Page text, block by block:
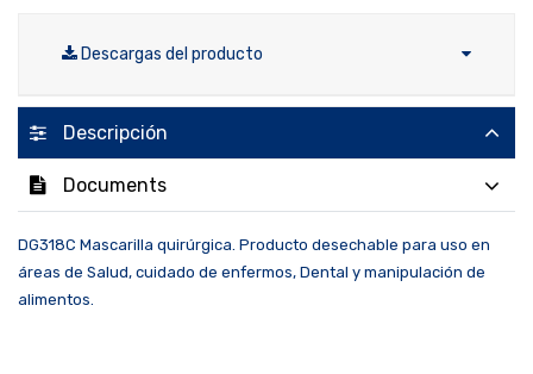
Descargas del producto
Descripción
Documents
DG318C Mascarilla quirúrgica. Producto desechable para uso en
áreas de Salud, cuidado de enfermos, Dental y manipulación de
alimentos.